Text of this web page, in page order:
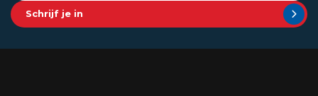
Schrijf je in